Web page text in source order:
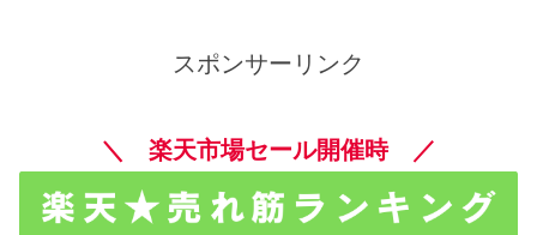
スポンサーリンク
＼ 楽天市場セール開催時 ／